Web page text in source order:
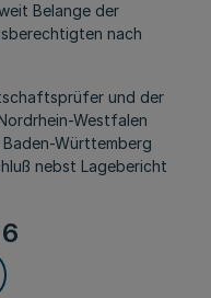
Belange der
nach
und der
Westfalen
Württemberg
nebst Lagebericht